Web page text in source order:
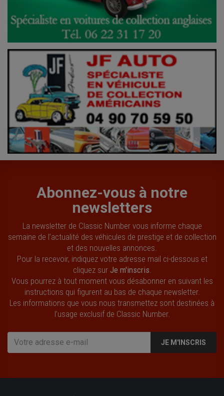
Abonnez-vous à notre
newsletters
La newsletter de Classic Number vous informe chaque
semaine de l’actualité des véhicules de prestige et de collection
et des nouvelles annonces.
Pour la recevoir, indiquez votre adresse mail ci-dessous et
cliquez sur Je m'inscris
Vous pourrez à tout moment vous désabonner en suivant les
instructions qui figurent au bas de chaque newsletter.
Les informations que vous nous transmettez sont destinées à
l’usage exclusif de Classic Number.
JE M'INSCRIS